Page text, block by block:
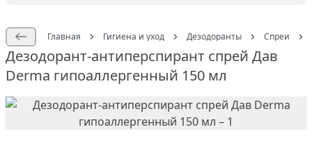
Главная Гигиена и уход Дезодоранты Спреи
Дезодорант-антиперспирант спрей Дав
Derma гипоаллергенный 150 мл